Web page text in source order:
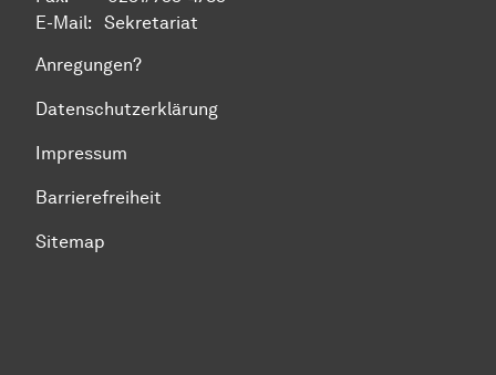
E-Mail: Sekretariat
Anregungen?
Datenschutzerklärung
Impressum
Barrierefreiheit
Sitemap